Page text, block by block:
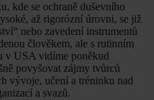
kde se ochraně duševního
až rigorózní úrovni, se již
nebo zavedení instrumentů
člověkem, ale s rutinním
v USA vidíme poněkud
povyšovat zájmy tvůrců
vývoje, učení a tréninku nad
a svazů.